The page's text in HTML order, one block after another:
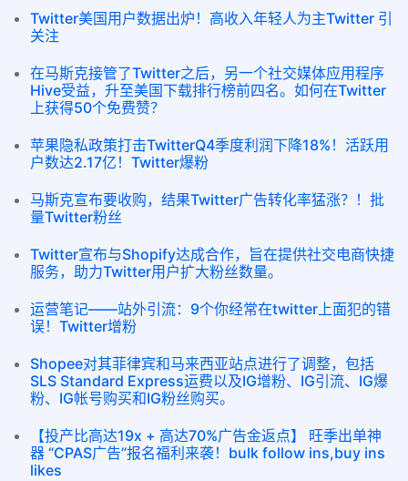
Twitter美国用户数据出炉！高收入年轻人为主Twitter 引
关注
在马斯克接管了Twitter之后，另一个社交媒体应用程序
Hive受益，升至美国下载排行榜前四名。如何在Twitter
上获得50个免费赞？
苹果隐私政策打击TwitterQ4季度利润下降18%！活跃用
户数达2.17亿！Twitter爆粉
马斯克宣布要收购，结果Twitter广告转化率猛涨？！批
量Twitter粉丝
Twitter宣布与Shopify达成合作，旨在提供社交电商快捷
服务，助力Twitter用户扩大粉丝数量。
运营笔记——站外引流：9个你经常在twitter上面犯的错
误！Twitter增粉
Shopee对其菲律宾和马来西亚站点进行了调整，包括
SLS Standard Express运费以及IG增粉、IG引流、IG爆
粉、IG帐号购买和IG粉丝购买。
【投产比高达19x + 高达70%广告金返点】 旺季出单神
器 “CPAS广告”报名福利来袭！bulk follow ins,buy ins
likes